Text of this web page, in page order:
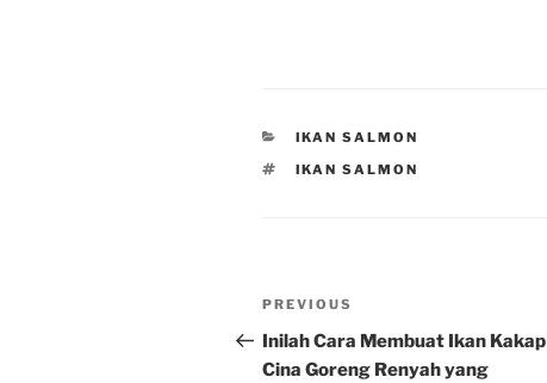
CATEGORIES
IKAN SALMON
TAGS
IKAN SALMON
Post
navigation
Previous
Post
PREVIOUS
Inilah Cara Membuat Ikan Kakap
Cina Goreng Renyah yang